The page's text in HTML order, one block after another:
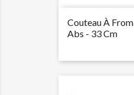
Couteau À
Abs - 33 Cm